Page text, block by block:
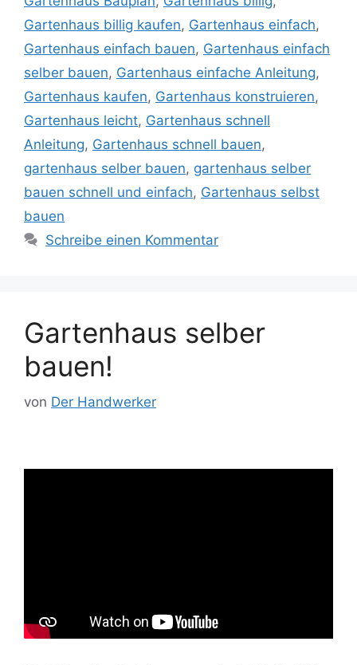
Gartenhaus billig kaufen, Gartenhaus einfach,
Gartenhaus einfach bauen, Gartenhaus einfach
selber bauen, Gartenhaus einfache Anleitung,
Gartenhaus kaufen, Gartenhaus konstruieren,
Gartenhaus leicht, Gartenhaus schnell
Anleitung, Gartenhaus schnell bauen,
gartenhaus selber bauen, gartenhaus selber
bauen schnell und einfach, Gartenhaus selbst
bauen
Schreibe einen Kommentar
Gartenhaus selber
bauen!
von Der Handwerker